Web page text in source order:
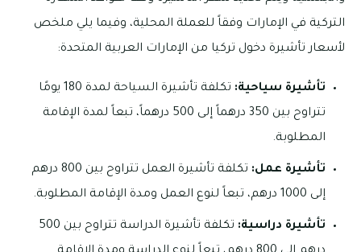
التركية في الإمارات وفقاً للعملة المحلية، وفيما يلي ملخص
لأسعار تأشيرة دخول تركيا من الإمارات العربية المتحدة:
تأشيرة سياحية:
تكلفة تأشيرة السياحة لمدة 180 يومًا
تتراوح بين 350 درهماً إلى 500 درهماً، تبعاً لمدة الإقامة
المطلوبة.
تأشيرة عمل:
تكلفة تأشيرة العمل تتراوح بين 800 درهم
إلى 1000 درهم، تبعاً لنوع العمل ومدة الإقامة المطلوبة.
تأشيرة دراسية:
تكلفة تأشيرة الدراسة تتراوح بين 500